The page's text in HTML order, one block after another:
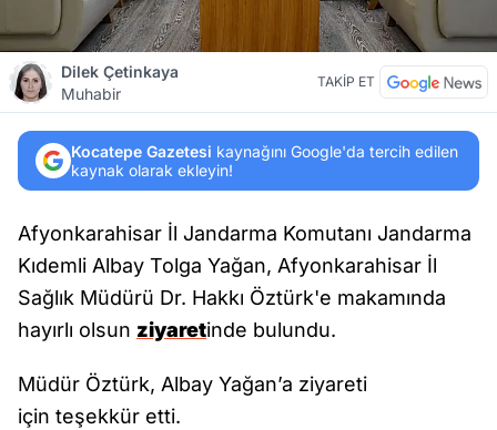
Dilek Çetinkaya
Muhabir
TAKİP ET
Kocatepe Gazetesi kaynağını Google'da tercih edilen
kaynak olarak ekleyin!
Afyonkarahisar İl Jandarma Komutanı Jandarma
Kıdemli Albay Tolga Yağan, Afyonkarahisar İl
Sağlık Müdürü Dr. Hakkı Öztürk'e makamında
hayırlı olsun ziyaretinde bulundu.
Müdür Öztürk, Albay Yağan’a ziyareti
için teşekkür etti.